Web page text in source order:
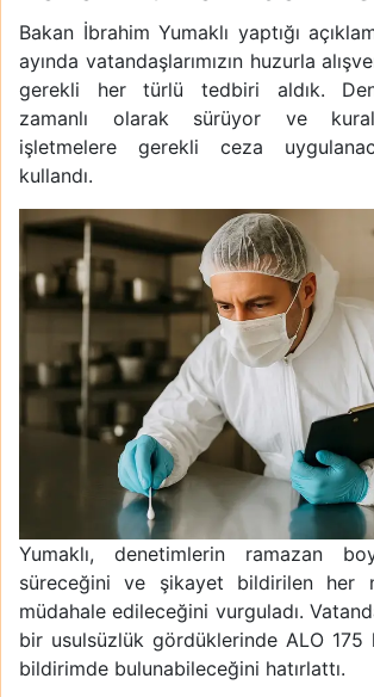
Bakan İbrahim Yumaklı yaptığı
ayında vatandaşlarımızın huzurla
gerekli her türlü tedbiri aldık.
zamanlı olarak sürüyor ve
işletmelere gerekli ceza
kullandı.
Yumaklı, denetimlerin ramazan
süreceğini ve şikayet bildirilen her
müdahale edileceğini vurguladı.
bir usulsüzlük gördüklerinde ALO 175
bildirimde bulunabileceğini hatırlattı.